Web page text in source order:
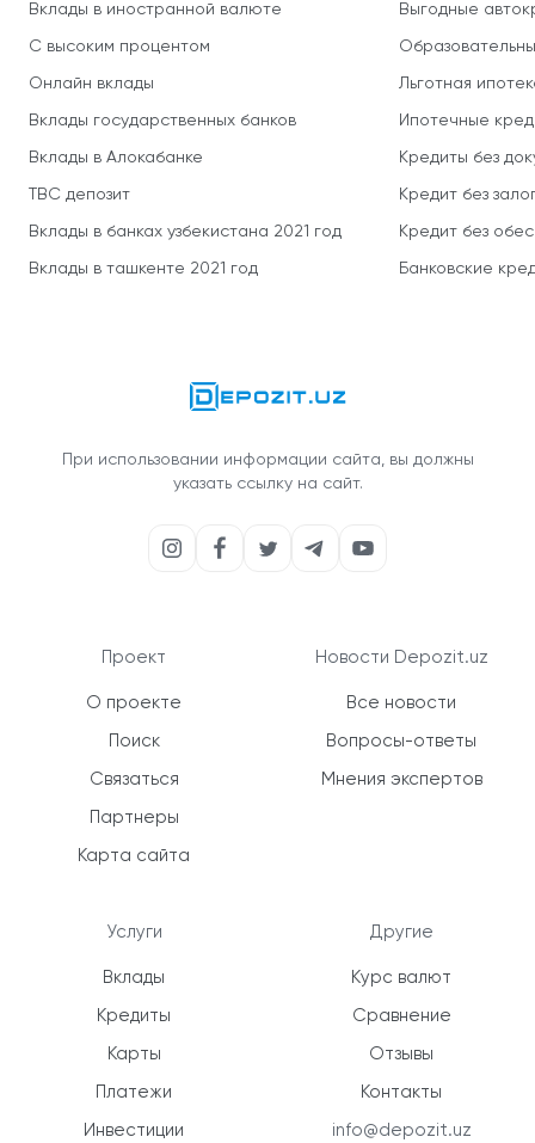
Вклады в иностранной валюте
С высоким процентом
Онлайн вклады
Вклады государственных банков
Вклады в Алокабанке
TBC депозит
Вклады в банках узбекистана 2021 год
Вклады в ташкенте 2021 год
Выгодные
Льготная
Ипотечные
Кредиты без
Кредит без
Кредит без
Банковские
При использовании информации сайта, вы должны
указать ссылку на сайт.
Проект
О проекте
Поиск
Связаться
Партнеры
Карта сайта
Услуги
Вклады
Кредиты
Карты
Платежи
Инвестиции
Новости Depozit.uz
Все новости
Вопросы-ответы
Мнения экспертов
Другие
Курс валют
Сравнение
Отзывы
Контакты
info@depozit.uz